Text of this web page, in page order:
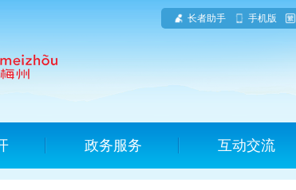
长者助手 手机版
政务服务 互动交流